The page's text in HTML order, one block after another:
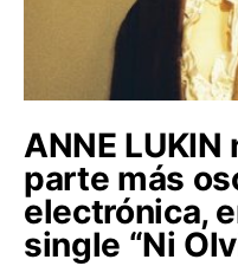
ANNE
parte más
electrónica,
single “Ni